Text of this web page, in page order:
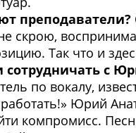
преподаватели?
скрою,
Так что и
сотрудничать с
по вокалу,
работать!» Юрий
компромисс.